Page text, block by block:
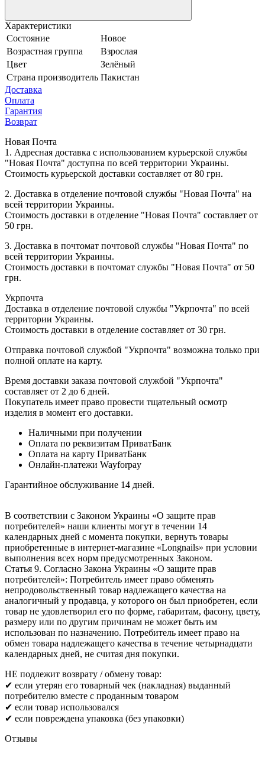
Характеристики
Состояние
Новое
Возрастная группа
Взрослая
Цвет
Зелёный
Страна производитель Пакистан
Доставка
Оплата
Гарантия
Возврат
Новая Почта
1. Адресная доставка с использованием курьерской службы
"Новая Почта" доступна по всей территории Украины.
Стоимость курьерской доставки составляет от 80 грн.
2. Доставка в отделение почтовой службы "Новая Почта" на
всей территории Украины.
Стоимость доставки в отделение "Новая Почта" составляет от
50 грн.
3. Доставка в почтомат почтовой службы "Новая Почта" по
всей территории Украины.
Стоимость доставки в почтомат службы "Новая Почта" от 50
грн.
Укрпочта
Доставка в отделение почтовой службы "Укрпочта" по всей
территории Украины.
Стоимость доставки в отделение составляет от 30 грн.
Отправка почтовой службой "Укрпочта" возможна только при
полной оплате на карту.
Время доставки заказа почтовой службой "Укрпочта"
составляет от 2 до 6 дней.
Покупатель имеет право провести тщательный осмотр
изделия в момент его доставки.
Наличными при получении
Оплата по реквизитам ПриватБанк
Оплата на карту ПриватБанк
Онлайн-платежи Wayforpay
Гарантийное обслуживание 14 дней.
В соответствии с Законом Украины «О защите прав
потребителей» наши клиенты могут в течении 14
календарных дней с момента покупки, вернуть товары
приобретенные в интернет-магазине «Longnails» при условии
выполнения всех норм предусмотренных Законом.
Статья 9. Согласно Закона Украины «О защите прав
потребителей»: Потребитель имеет право обменять
непродовольственный товар надлежащего качества на
аналогичный у продавца, у которого он был приобретен, если
товар не удовлетворил его по форме, габаритам, фасону, цвету,
размеру или по другим причинам не может быть им
использован по назначению. Потребитель имеет право на
обмен товара надлежащего качества в течение четырнадцати
календарных дней, не считая дня покупки.
НЕ подлежит возврату / обмену товар:
✔ если утерян его товарный чек (накладная) выданный
потребителю вместе с проданным товаром
✔ если товар использовался
✔ если повреждена упаковка (без упаковки)
Отзывы